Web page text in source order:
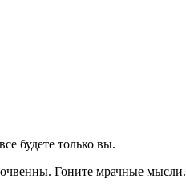
будете только вы.
Гоните мрачные мысли.